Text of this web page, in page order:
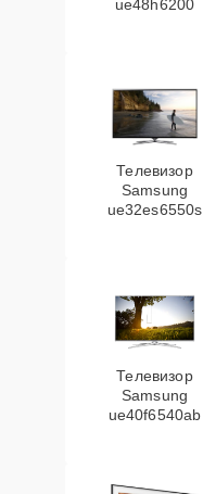
ue48h6200
Телевизор
Samsung
ue32es6550s
Телевизор
Samsung
ue40f6540ab